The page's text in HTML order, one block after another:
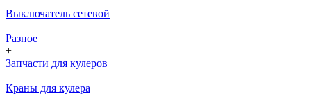
Выключатель сетевой
Разное
+
Запчасти для кулеров
Краны для кулера